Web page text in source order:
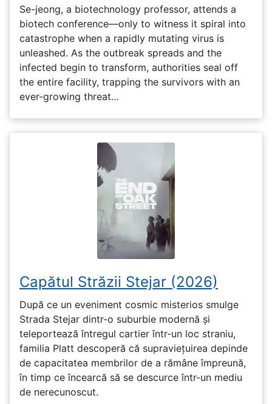
Se-jeong, a biotechnology professor, attends a
biotech conference—only to witness it spiral into
catastrophe when a rapidly mutating virus is
unleashed. As the outbreak spreads and the
infected begin to transform, authorities seal off
the entire facility, trapping the survivors with an
ever-growing threat…
Capătul Străzii Stejar (2026)
După ce un eveniment cosmic misterios smulge
Strada Stejar dintr-o suburbie modernă și
teleportează întregul cartier într-un loc straniu,
familia Platt descoperă că supraviețuirea depinde
de capacitatea membrilor de a rămâne împreună,
în timp ce încearcă să se descurce într-un mediu
de nerecunoscut.